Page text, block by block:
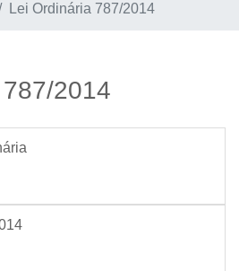
Lei Ordinária 787/2014
2014